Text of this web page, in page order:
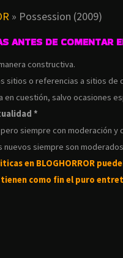
» Possession (2009)
ANTES DE COMENTAR
constructiva.
sitios o referencias a sitios de
en cuestión, salvo ocasiones
*
siempre con moderación y
nuevos siempre son
en BLOGHORROR
como fin el puro